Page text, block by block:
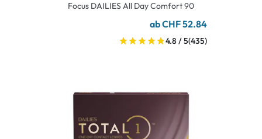
Focus DAILIES All Day Comfort 90
ab CHF 52.84
4.8 / 5(435)